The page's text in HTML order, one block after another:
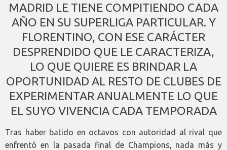
MADRID LE TIENE COMPITIENDO CADA
AÑO EN SU SUPERLIGA PARTICULAR. Y
FLORENTINO, CON ESE CARÁCTER
DESPRENDIDO QUE LE CARACTERIZA,
LO QUE QUIERE ES BRINDAR LA
OPORTUNIDAD AL RESTO DE CLUBES DE
EXPERIMENTAR ANUALMENTE LO QUE
EL SUYO VIVENCIA CADA TEMPORADA
Tras haber batido en octavos con autoridad al rival que
enfrentó en la pasada final de Champions, nada más y